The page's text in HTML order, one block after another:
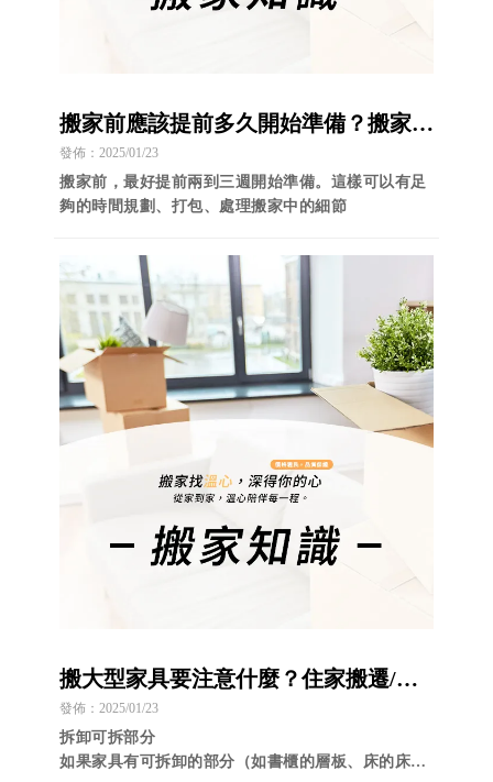
搬家前應該提前多久開始準備？搬家打
包/台中搬家打包/南區搬家打包
發佈：2025/01/23
搬家前，最好提前兩到三週開始準備。這樣可以有足
夠的時間規劃、打包、處理搬家中的細節
搬大型家具要注意什麼？住家搬遷/台
中住家搬遷/南區住家搬遷
發佈：2025/01/23
拆卸可拆部分
如果家具有可拆卸的部分（如書櫃的層板、床的床